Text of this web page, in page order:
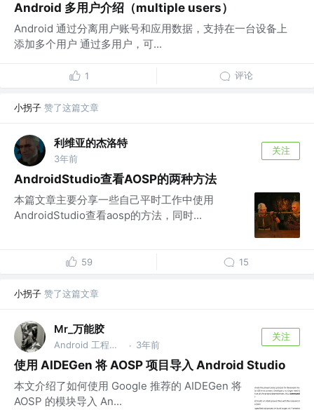
Android 多用户介绍（multiple users）
Android 通过分离用户账号和应用数据，支持在一台设备上
添加多个用户 通过多用户，可...
1 评论
小拐子 赞了这篇文章
利维亚的杰洛特
3年前
关注
AndroidStudio查看AOSP的两种方法
本篇文章主要分享一些自己平时工作中使用
AndroidStudio查看aosp的方法，同时...
59 15
小拐子 赞了这篇文章
Mr_万能胶
Android 工程师 @珠海小三星 · 3年前
关注
使用 AIDEGen 将 AOSP 项目导入 Android Studio
本文介绍了如何使用 Google 推荐的 AIDEGen 将
AOSP 的模块导入 An...